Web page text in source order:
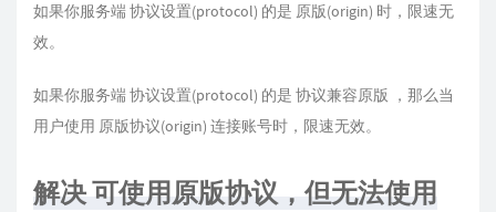
如果你服务端 协议设置(protocol) 的是 原版(origin) 时，限速无
效。
如果你服务端 协议设置(protocol) 的是 协议兼容原版 ，那么当
用户使用 原版协议(origin) 连接账号时，限速无效。
解决 可使用原版协议，但无法使用